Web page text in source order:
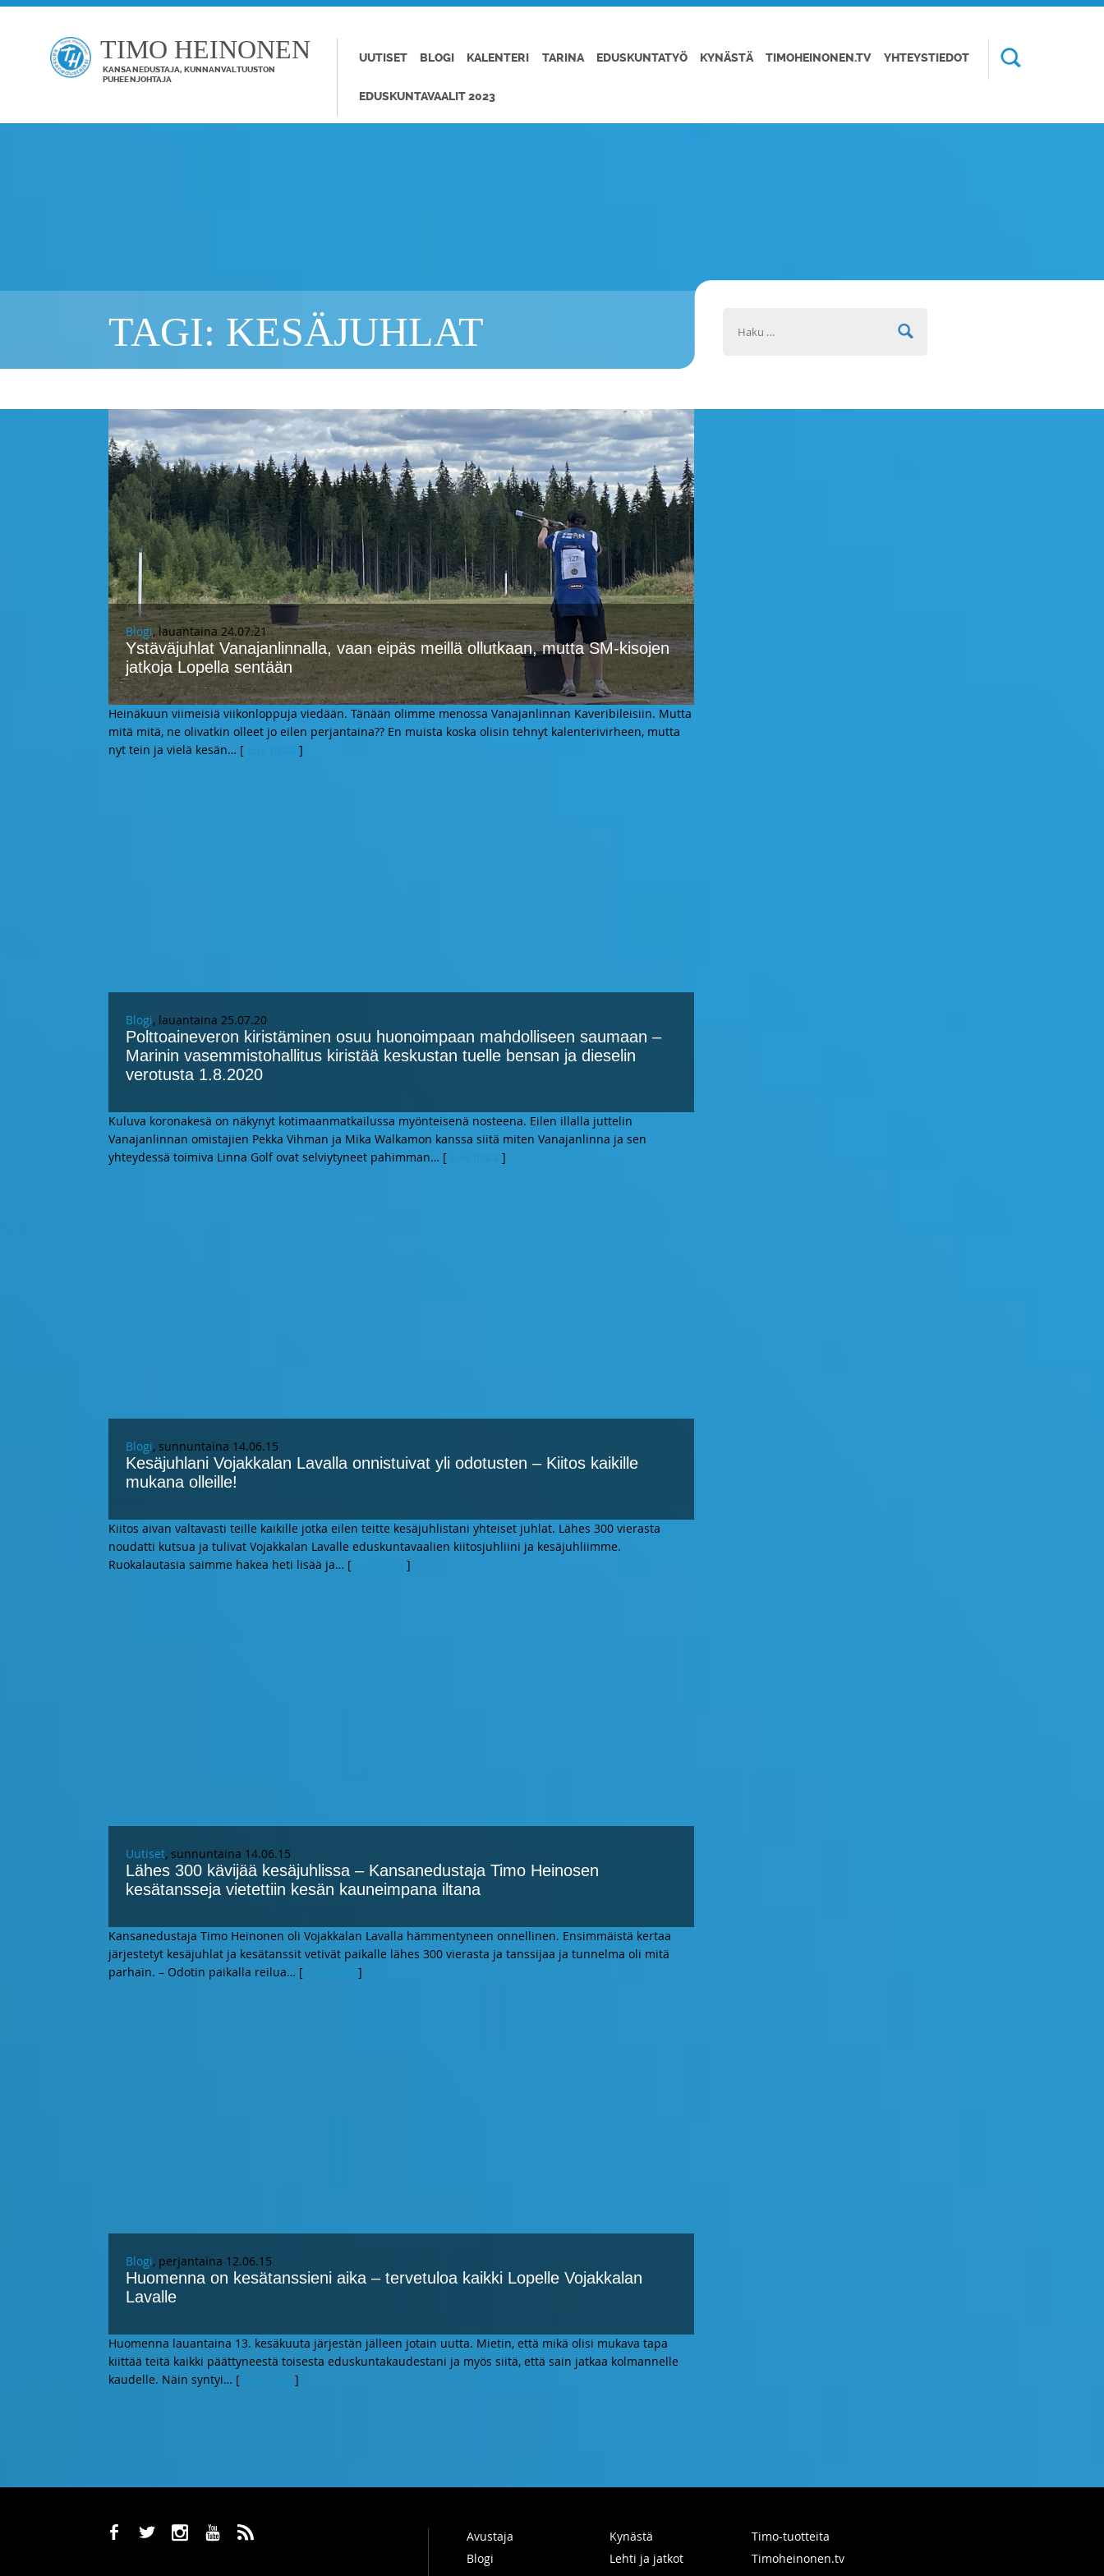
TIMO HEINONEN
KANSANEDUSTAJA, KUNNANVALTUUSTON
PUHEENJOHTAJA
UUTISET BLOGI KALENTERI TARINA EDUSKUNTATYÖ KYNÄSTÄ TIMOHEINONEN.TV YHTEYSTIEDOT
EDUSKUNTAVAALIT 2023
TAGI: KESÄJUHLAT
Blogi, lauantaina 24.07.21
Ystäväjuhlat Vanajanlinnalla, vaan eipäs meillä ollutkaan, mutta SM-kisojen
jatkoja Lopella sentään
Heinäkuun viimeisiä viikonloppuja viedään. Tänään olimme menossa Vanajanlinnan Kaveribileisiin. Mutta
mitä mitä, ne olivatkin olleet jo eilen perjantaina?? En muista koska olisin tehnyt kalenterivirheen, mutta
nyt tein ja vielä kesän… [ ]
Blogi, lauantaina 25.07.20
Polttoaineveron kiristäminen osuu huonoimpaan mahdolliseen saumaan –
Marinin vasemmistohallitus kiristää keskustan tuelle bensan ja dieselin
verotusta 1.8.2020
Kuluva koronakesä on näkynyt kotimaanmatkailussa myönteisenä nosteena. Eilen illalla juttelin
Vanajanlinnan omistajien Pekka Vihman ja Mika Walkamon kanssa siitä miten Vanajanlinna ja sen
yhteydessä toimiva Linna Golf ovat selviytyneet pahimman… [ ]
Blogi, sunnuntaina 14.06.15
Kesäjuhlani Vojakkalan Lavalla onnistuivat yli odotusten – Kiitos kaikille
mukana olleille!
Kiitos aivan valtavasti teille kaikille jotka eilen teitte kesäjuhlistani yhteiset juhlat. Lähes 300 vierasta
noudatti kutsua ja tulivat Vojakkalan Lavalle eduskuntavaalien kiitosjuhliini ja kesäjuhliimme.
Ruokalautasia saimme hakea heti lisää ja… [ ]
Uutiset, sunnuntaina 14.06.15
Lähes 300 kävijää kesäjuhlissa – Kansanedustaja Timo Heinosen
kesätansseja vietettiin kesän kauneimpana iltana
Kansanedustaja Timo Heinonen oli Vojakkalan Lavalla hämmentyneen onnellinen. Ensimmäistä kertaa
järjestetyt kesäjuhlat ja kesätanssit vetivät paikalle lähes 300 vierasta ja tanssijaa ja tunnelma oli mitä
parhain. – Odotin paikalla reilua… [ ]
Blogi, perjantaina 12.06.15
Huomenna on kesätanssieni aika – tervetuloa kaikki Lopelle Vojakkalan
Lavalle
Huomenna lauantaina 13. kesäkuuta järjestän jälleen jotain uutta. Mietin, että mikä olisi mukava tapa
kiittää teitä kaikki päättyneestä toisesta eduskuntakaudestani ja myös siitä, että sain jatkaa kolmannelle
kaudelle. Näin syntyi… [ ]
b a x r ,
Avustaja
Blogi
Kynästä
Lehti ja jatkot
Timo-tuotteita
Timoheinonen.tv